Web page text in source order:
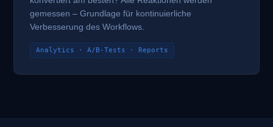
gemessen – Grundlage für kontinuierliche
Verbesserung des Workflows.
Analytics · A/B-Tests · Reports